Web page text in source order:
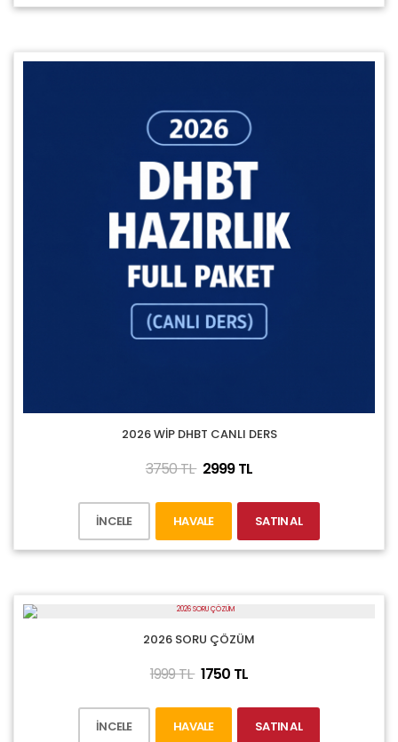
2026 WİP DHBT CANLI DERS
3750 TL2999 TL
İNCELE HAVALE SATIN AL
2026 SORU ÇÖZÜM
1999 TL1750 TL
İNCELE HAVALE SATIN AL